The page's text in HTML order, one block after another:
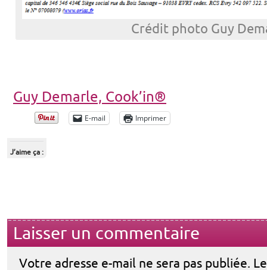
Crédit photo Guy
Guy Demarle, Cook’in®
E-mail Imprimer
J’aime ça :
Laisser un commentaire
Votre adresse e-mail ne sera pas publiée.